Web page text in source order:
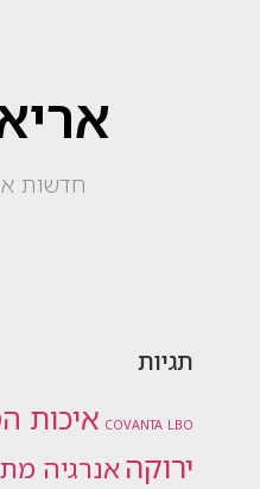
חדשות
תגיות
COVANTA LBO איכות
ירוקהאנרגיה